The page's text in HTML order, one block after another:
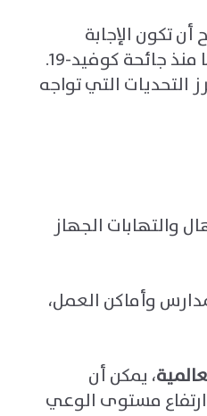
تكون الإجابة
فمستوى الوعي مرتفع، وقد عززت حملات الصحة العامة هذه الرسالة على مدى سنوات، ولا سيما منذ جائحة كوفيد-19.
التحديات التي تواجه
والتهابات الجهاز
وأماكن العمل،
، يمكن أن
مستوى الوعي